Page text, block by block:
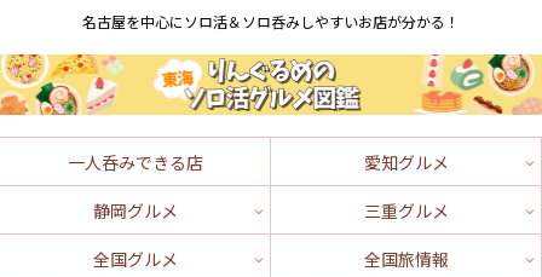
名古屋を中心にソロ活＆ソロ呑みしやすいお店が分かる！
一人呑みできる店
愛知グルメ
静岡グルメ
三重グルメ
全国グルメ
全国旅情報